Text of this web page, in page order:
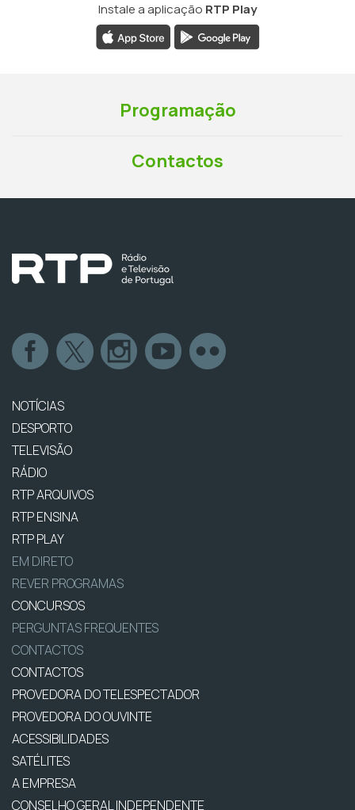
Instale a aplicação RTP Play
Programação
Contactos
NOTÍCIAS
DESPORTO
TELEVISÃO
RÁDIO
RTP ARQUIVOS
RTP ENSINA
RTP PLAY
EM DIRETO
REVER PROGRAMAS
CONCURSOS
PERGUNTAS FREQUENTES
CONTACTOS
CONTACTOS
PROVEDORA DO TELESPECTADOR
PROVEDORA DO OUVINTE
ACESSIBILIDADES
SATÉLITES
A EMPRESA
CONSELHO GERAL INDEPENDENTE